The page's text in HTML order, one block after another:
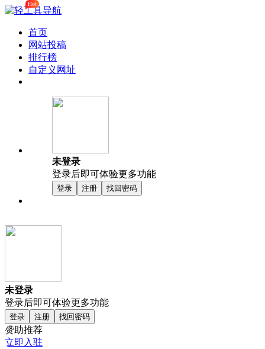
首页
网站投稿
排行榜
Hot
自定义网址
未登录
登录后即可体验更多功能
登录 注册 找回密码
未登录
登录后即可体验更多功能
登录 注册 找回密码
赞助推荐
立即入驻